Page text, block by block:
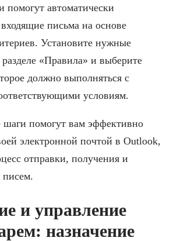
помогут автоматически
письма на основе
Установите нужные
«Правила» и выберите
должно выполняться с
условиям.
шаги помогут вам эффективно
электронной почтой в Outlook,
отправки, получения и
писем.
и управление
назначение